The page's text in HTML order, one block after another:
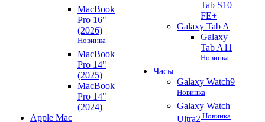
MacBook
Pro 16"
(2026)
Новинка
MacBook
Pro 14"
(2025)
MacBook
Pro 14"
(2024)
Apple Mac
Tab S10
FE+
Galaxy Tab A
Galaxy
Tab A11
Новинка
Часы
Galaxy Watch9
Новинка
Galaxy Watch
Ultra2 Новинка